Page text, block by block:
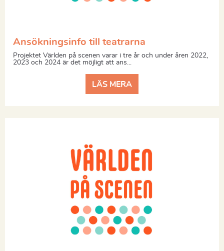
Ansökningsinfo till teatrarna
Projektet Världen på scenen varar i tre år och under åren 2022,
2023 och 2024 är det möjligt att ans...
LÄS MERA